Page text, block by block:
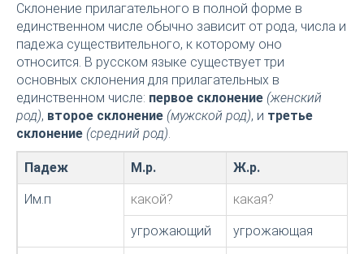
Склонение прилагательного в полной форме в
единственном числе обычно зависит от рода, числа и
падежа существительного, к которому оно
относится. В русском языке существует три
основных склонения для прилагательных в
единственном числе: первое склонение (женский
род), второе склонение (мужской род), и третье
склонение (средний род).
Падеж М.р. Ж.р.
Им.п какой? какая?
угрожающий угрожающая